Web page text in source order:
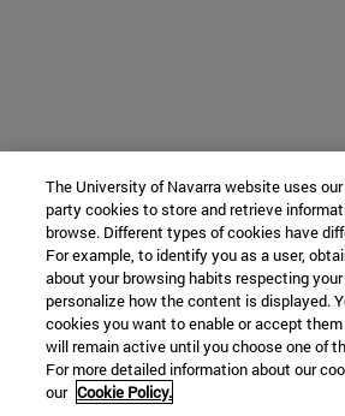
The University of Navarra website uses
party cookies to store and retrieve
browse. Different types of cookies have
For example, to identify you as a user,
about your browsing habits respecting
personalize how the content is displayed.
cookies you want to enable or accept
will remain active until you choose one of
For more detailed information about our
our Cookie Policy.